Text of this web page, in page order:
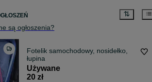
są ogłoszenia?
Fotelik samochodowy, nosidełko,
łupina
Używane
20 zł